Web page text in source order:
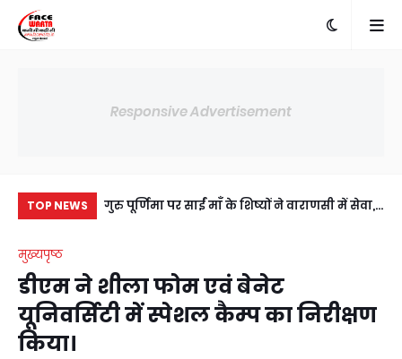
Responsive Advertisement
TOP NEWS
में अंसल गोल्फ
गुरु पूर्णिमा पर साईं माँ के शिष्यों ने वाराणसी में सेवा,
मुख्यपृष्ठ
डीएम ने शीला फोम एवं बेनेट
यूनिवर्सिटी में स्पेशल कैम्प का निरीक्षण
किया।